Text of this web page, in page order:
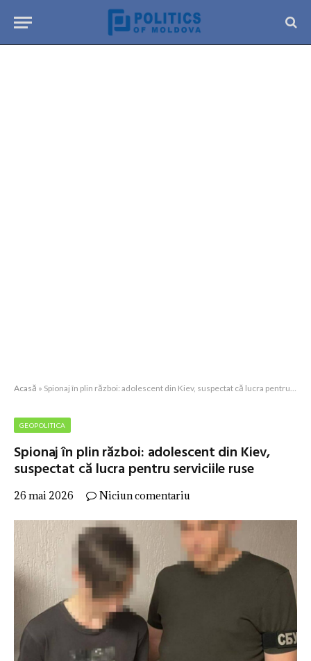
Acasă » Spionaj în plin război: adolescent din Kiev, suspectat că lucra pentru serviciile ruse
GEOPOLITICA
Spionaj în plin război: adolescent din Kiev,
suspectat că lucra pentru serviciile ruse
26 mai 2026 Niciun comentariu